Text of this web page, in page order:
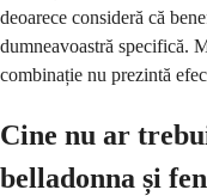
deoarece consideră că
dumneavoastră specifică.
combinație nu prezintă
Cine nu ar
belladonna și